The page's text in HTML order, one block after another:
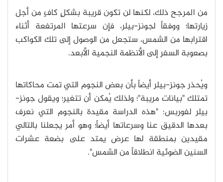
من المرجح ذلك، لكنها لن تكون قريبة بشكلٍ كافٍ من أجل
زيارتها؛ ووفقاً لجونز-بيلر، فإن سرعتها المرتفعة أثناء
اقترابها من الشمس، ستجعل من الوصول إلى تلك الكواكب
بصعوبة السفر إلى الأنظمة النجمية الأبعد.
ويُحذر جونز-بيلر أيضاً بأن بعض النجوم التي تمت محاكاتها
تمتلك "بيانات مريبة"؛ ولذلك يُمكن أن تتغير؛ ويقول جونز-
بيلر لفوربس: "هذه الدراسة مقيدة بالنجوم التي نعرف
بعدها الدقيق عنا وسرعاتها أيضاً؛ وهو أمر يجعلنا بالتالي
مقيدين بمنطقة لها عرض يمتد على بضعة عشرات
السنين الضوئية انطلاقاً من الشمس".